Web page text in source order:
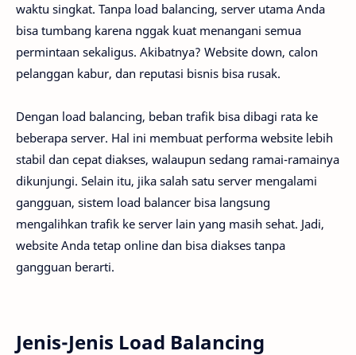
waktu singkat. Tanpa load balancing, server utama Anda
bisa tumbang karena nggak kuat menangani semua
permintaan sekaligus. Akibatnya? Website down, calon
pelanggan kabur, dan reputasi bisnis bisa rusak.
Dengan load balancing, beban trafik bisa dibagi rata ke
beberapa server. Hal ini membuat performa website lebih
stabil dan cepat diakses, walaupun sedang ramai-ramainya
dikunjungi. Selain itu, jika salah satu server mengalami
gangguan, sistem load balancer bisa langsung
mengalihkan trafik ke server lain yang masih sehat. Jadi,
website Anda tetap online dan bisa diakses tanpa
gangguan berarti.
Jenis-Jenis Load Balancing